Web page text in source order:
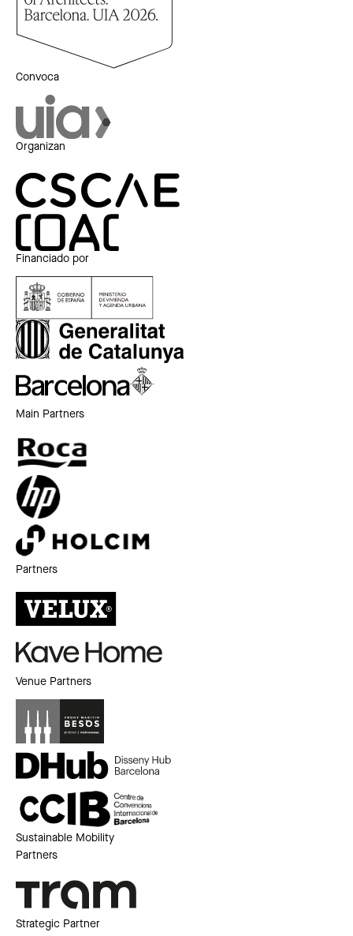
Convoca
Organizan
Financiado por
Main Partners
Partners
Venue Partners
Sustainable Mobility
Partners
Strategic Partner